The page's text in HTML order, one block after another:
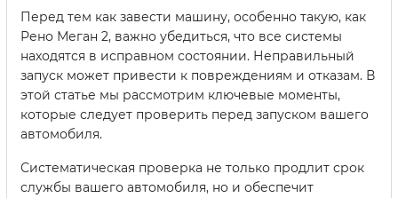
Перед тем как завести машину, особенно такую, как
Рено Меган 2, важно убедиться, что все системы
находятся в исправном состоянии. Неправильный
запуск может привести к повреждениям и отказам. В
этой статье мы рассмотрим ключевые моменты,
которые следует проверить перед запуском вашего
автомобиля.
Систематическая проверка не только продлит срок
службы вашего автомобиля, но и обеспечит